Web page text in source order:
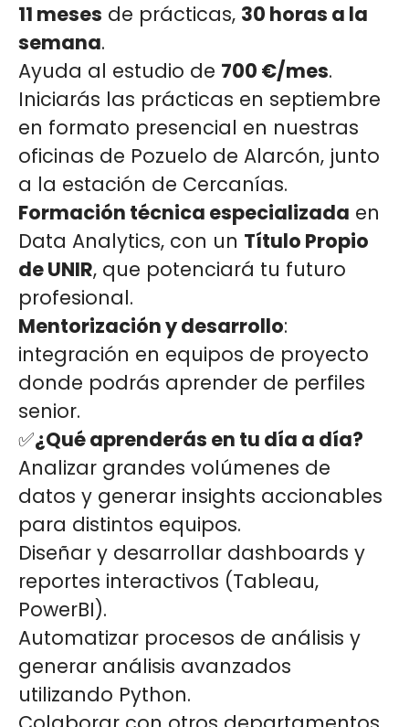
11 meses de prácticas, 30 horas a la
semana.
Ayuda al estudio de 700 €/mes.
Iniciarás las prácticas en septiembre
en formato presencial en nuestras
oficinas de Pozuelo de Alarcón, junto
a la estación de Cercanías.
Formación técnica especializada en
Data Analytics, con un Título Propio
de UNIR, que potenciará tu futuro
profesional.
Mentorización y desarrollo:
integración en equipos de proyecto
donde podrás aprender de perfiles
senior.
✅¿Qué aprenderás en tu día a día?
Analizar grandes volúmenes de
datos y generar insights accionables
para distintos equipos.
Diseñar y desarrollar dashboards y
reportes interactivos (Tableau,
PowerBI).
Automatizar procesos de análisis y
generar análisis avanzados
utilizando Python.